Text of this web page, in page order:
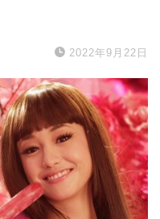
2022年9月22日